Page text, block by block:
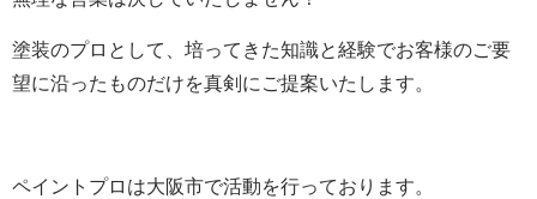
塗装のプロとして、培ってきた知識と経験でお客様のご要
望に沿ったものだけを真剣にご提案いたします。
ペイントプロは大阪市で活動を行っております。